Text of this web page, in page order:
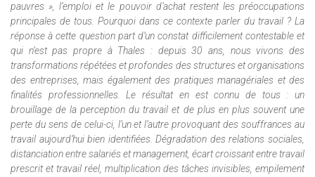
pauvres », l’emploi et le pouvoir d’achat restent les préoccupations
principales de tous. Pourquoi dans ce contexte parler du travail ? La
réponse à cette question part d’un constat difficilement contestable et
qui n’est pas propre à Thales : depuis 30 ans, nous vivons des
transformations répétées et profondes des structures et organisations
des entreprises, mais également des pratiques managériales et des
finalités professionnelles. Le résultat en est connu de tous : un
brouillage de la perception du travail et de plus en plus souvent une
perte du sens de celui-ci, l’un et l’autre provoquant des souffrances au
travail aujourd’hui bien identifiées. Dégradation des relations sociales,
distanciation entre salariés et management, écart croissant entre travail
prescrit et travail réel, multiplication des tâches invisibles, empilement